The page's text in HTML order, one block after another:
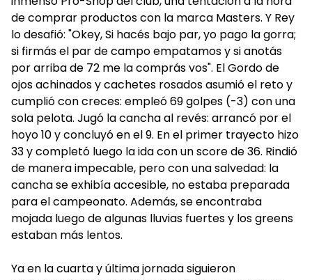
de comprar productos con la marca Masters. Y Rey
lo desafió: "Okey, Si hacés bajo par, yo pago la gorra;
si firmás el par de campo empatamos y si anotás
por arriba de 72 me la comprás vos". El Gordo de
ojos achinados y cachetes rosados asumió el reto y
cumplió con creces: empleó 69 golpes (-3) con una
sola pelota. Jugó la cancha al revés: arrancó por el
hoyo 10 y concluyó en el 9. En el primer trayecto hizo
33 y completó luego la ida con un score de 36. Rindió
de manera impecable, pero con una salvedad: la
cancha se exhibía accesible, no estaba preparada
para el campeonato. Además, se encontraba
mojada luego de algunas lluvias fuertes y los greens
estaban más lentos.
Ya en la cuarta y última jornada siguieron